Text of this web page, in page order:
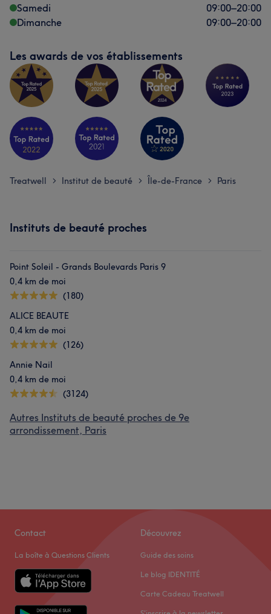
Samedi
09:00–20:00
Dimanche
09:00–20:00
Les awards de vos établissements
Treatwell > Institut de beauté > Île-de-France > Paris
Instituts de beauté proches
Point Soleil - Grands Boulevards Paris 9
0,4 km de moi
(180)
ALICE BEAUTE
0,4 km de moi
(126)
Annie Nail
0,4 km de moi
(3124)
Autres Instituts de beauté proches de 9e
arrondissement, Paris
Contact
La boîte à Questions Clients
Découvrez
Guide des soins
Le blog IDENTITÉ
Carte Cadeau Treatwell